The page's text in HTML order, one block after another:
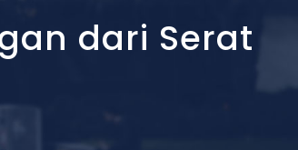
dari Serat